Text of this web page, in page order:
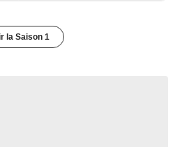
la Saison 1